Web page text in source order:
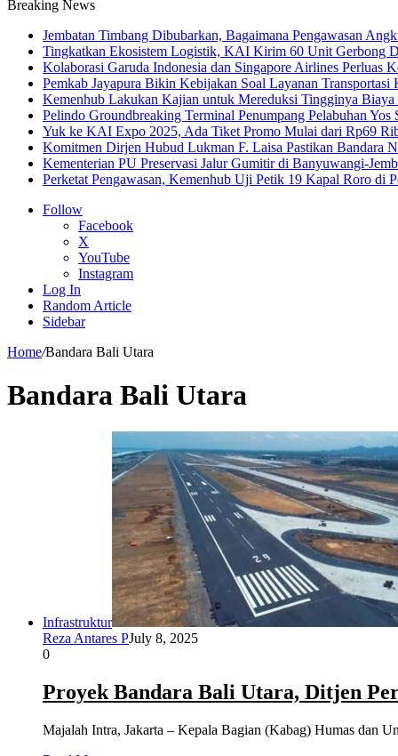
Breaking News
Jembatan Timbang Dibubarkan, Bagaimana Pengawasan
Tingkatkan Ekosistem Logistik, KAI Kirim 60 Unit Gerbong
Kolaborasi Garuda Indonesia dan Singapore Airlines Perluas
Pemkab Jayapura Bikin Kebijakan Soal Layanan
Kemenhub Lakukan Kajian untuk Mereduksi Tingginya Biaya
Pelindo Groundbreaking Terminal Penumpang Pelabuhan Yos
Yuk ke KAI Expo 2025, Ada Tiket Promo Mulai dari Rp69
Komitmen Dirjen Hubud Lukman F. Laisa Pastikan Bandara
Kementerian PU Preservasi Jalur Gumitir di Banyuwangi-
Perketat Pengawasan, Kemenhub Uji Petik 19 Kapal Roro di
Follow
Facebook
X
YouTube
Instagram
Log In
Random Article
Sidebar
Home/Bandara Bali Utara
Bandara Bali Utara
Infrastruktur
Reza Antares PJuly 8, 2025
0
Proyek Bandara Bali Utara, Ditjen
Majalah Intra, Jakarta – Kepala Bagian (Kabag) Humas dan